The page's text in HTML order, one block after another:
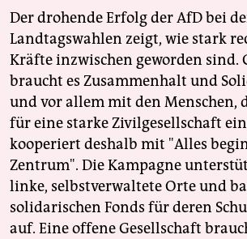
Der drohende Erfolg der AfD bei
Landtagswahlen zeigt, wie stark
Kräfte inzwischen geworden sind.
braucht es Zusammenhalt und
und vor allem mit den Menschen,
für eine starke Zivilgesellschaft
kooperiert deshalb mit "Alles
Zentrum". Die Kampagne
linke, selbstverwaltete Orte und
solidarischen Fonds für deren
auf. Eine offene Gesellschaft